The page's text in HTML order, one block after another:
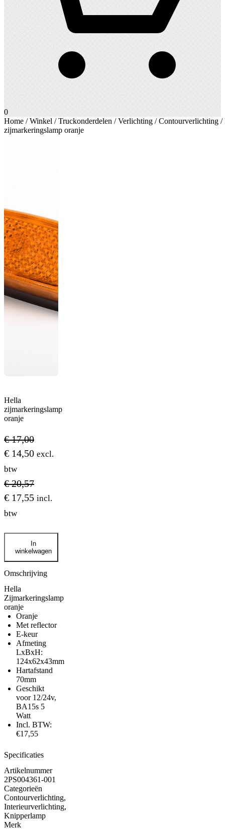
0
Home /Winkel /Truckonderdelen /Verlichting /Contourverlichting /
zijmarkeringslamp oranje
Hella
zijmarkeringslamp
oranje
€17,00
€ 14,50 excl.
btw
€20,57
€ 17,55 incl.
btw
Hella
zijmarkeringslamp
oranje
aantal
In
winkelwagen
Omschrijving
Hella
Zijmarkeringslamp
oranje
Oranje
Met reflector
E-keur
Afmeting
LxBxH:
124x62x43mm
Hartafstand
70mm
Geschikt
voor 12/24v,
BA15s 5
Watt
Incl. BTW:
€17,55
Specificaties
Artikelnummer
2PS004361-001
Categorieën
Contourverlichting,
Interieurverlichting,
Knipperlamp
Merk